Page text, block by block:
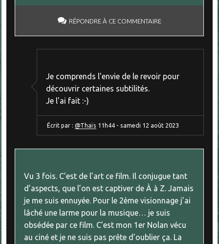
RÉPONDRE À CE COMMENTAIRE
Je comprends l'envie de le revoir pour
découvrir certaines subtilités.
Je l'ai fait :-)
Écrit par : @Thaïs 11h44- samedi 12 août 2023
Vu 3 fois. C’est de l’art ce film. Il conjugue tant
d’aspects, que l’on est captiver de À à Z. Jamais
je me suis ennuyée. Pour le 2ème visionnage j’ai
lâché une larme pour la musique… je suis
obsédée par ce film. C’est mon 1er Nolan vécu
au ciné et je ne suis pas prête d’oublier ça. La